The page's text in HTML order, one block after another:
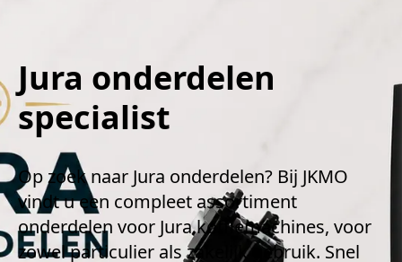
Jura onderdelen
specialist
Op zoek naar Jura onderdelen? Bij JKMO
vindt u een compleet assortiment
onderdelen voor Jura koffiemachines, voor
zowel particulier als zakelijk gebruik. Snel